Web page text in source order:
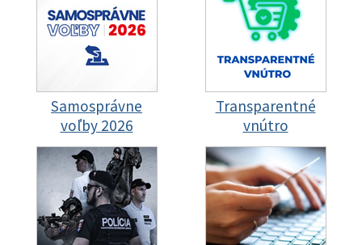
Samosprávne
voľby 2026
Transparentné
vnútro